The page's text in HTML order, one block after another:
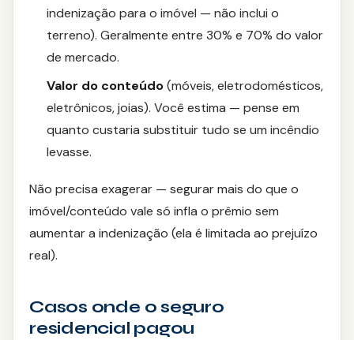
indenização para o imóvel — não inclui o
terreno). Geralmente entre 30% e 70% do valor
de mercado.
Valor do conteúdo(móveis, eletrodomésticos,
eletrônicos, joias). Você estima — pense em
quanto custaria substituir tudo se um incêndio
levasse.
Não precisa exagerar — segurar mais do que o
imóvel/conteúdo vale só infla o prêmio sem
aumentar a indenização (ela é limitada ao prejuízo
real).
Casos onde o seguro
residencial pagou